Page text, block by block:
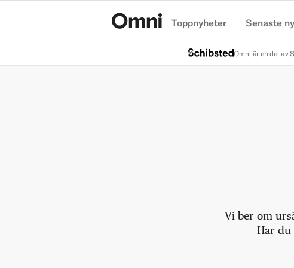
Toppnyheter Senaste
Omni är en del av
Vi ber om
Har du